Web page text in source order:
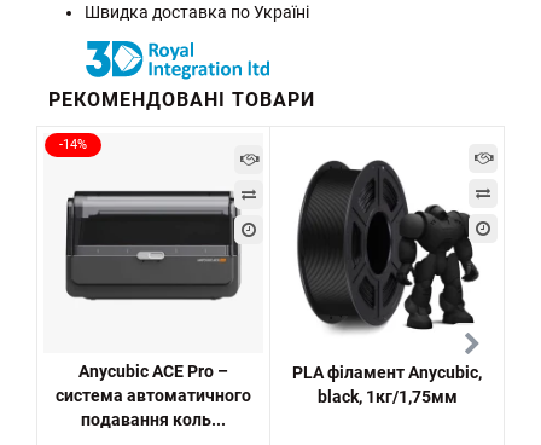
Швидка доставка по Україні
РЕКОМЕНДОВАНІ ТОВАРИ
-14%
Anycubic ACE Pro –
система автоматичного
подавання коль...
PLA філамент Anycubic,
black, 1кг/1,75мм